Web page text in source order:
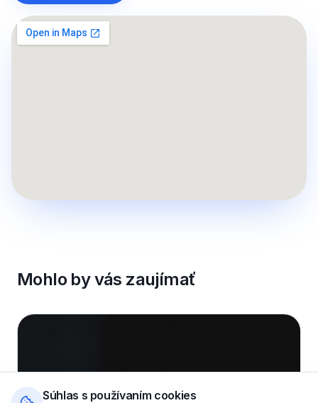
Mohlo by vás zaujímať
Súhlas s používaním cookies